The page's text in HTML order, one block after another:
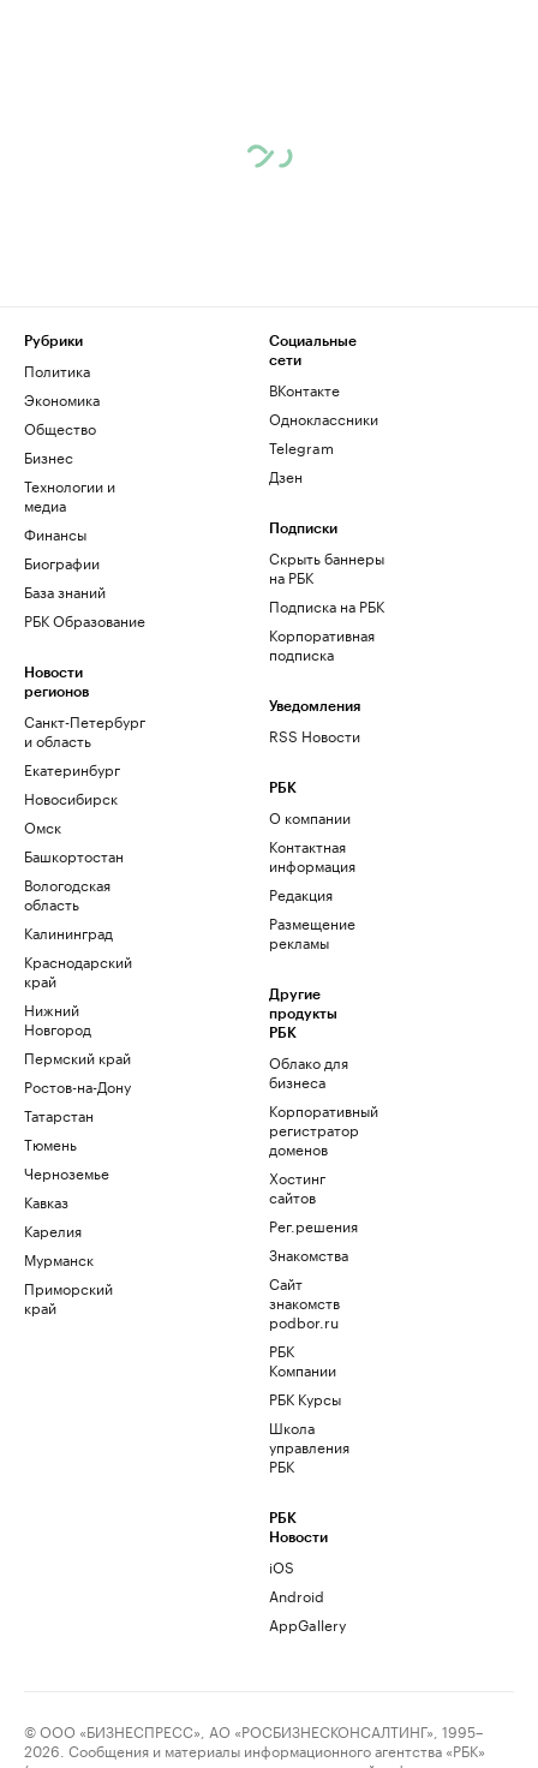
Рубрики
Политика
Экономика
Общество
Бизнес
Технологии и
медиа
Финансы
Биографии
База знаний
РБК Образование
Новости
регионов
Санкт-Петербург
и область
Екатеринбург
Новосибирск
Омск
Башкортостан
Вологодская
область
Калининград
Краснодарский
край
Нижний
Новгород
Пермский край
Ростов-на-Дону
Татарстан
Тюмень
Черноземье
Кавказ
Карелия
Мурманск
Приморский
край
Социальные
сети
ВКонтакте
Одноклассники
Telegram
Дзен
Подписки
Скрыть баннеры
на РБК
Подписка на РБК
Корпоративная
подписка
Уведомления
RSS Новости
РБК
О компании
Контактная
информация
Редакция
Размещение
рекламы
Другие
продукты
РБК
Облако для
бизнеса
Корпоративный
регистратор
доменов
Хостинг
сайтов
Рег.решения
Знакомства
Сайт
знакомств
podbor.ru
РБК
Компании
РБК Курсы
Школа
управления
РБК
РБК
Новости
iOS
Android
AppGallery
© ООО «БИЗНЕСПРЕСС», АО «РОСБИЗНЕСКОНСАЛТИНГ», 1995–
2026. Сообщения и материалы информационного агентства «РБК»